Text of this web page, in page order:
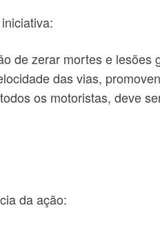
de zerar mortes e lesões
das vias,
os motoristas, deve
da ação: